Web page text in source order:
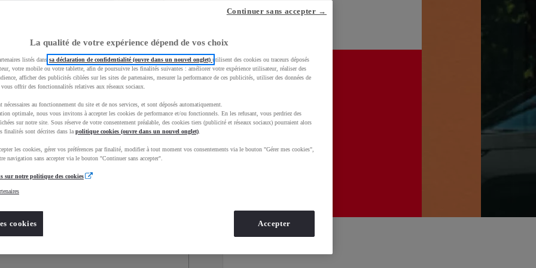
Services Concession
Occasions
La qualité de votre expérience dépend de vos choix
listés dans sa déclaration de confidentialité (ouvre dans un nouvel onglet) utilisent des cookies ou traceurs déposés
votre mobile ou votre tablette, afin de poursuivre les finalités suivantes : améliorer votre expérience utilisateur, réaliser des
afficher des publicités ciblées sur les sites de partenaires, mesurer la performance de ces publicités, utiliser des données de
offrir des fonctionnalités relatives aux réseaux sociaux.
nécessaires au fonctionnement du site et de nos services, et sont déposés automatiquement.
optimale, nous vous invitons à accepter les cookies de performance et/ou fonctionnels. En les refusant, vous perdriez des
sur notre site. Sous réserve de votre consentement préalable, des cookies tiers (publicité et réseaux sociaux) pourraient alors
finalités sont décrites dans la politique cookies (ouvre dans un nouvel onglet)
les cookies, gérer vos préférences par finalité, modifier à tout moment vos consentements via le bouton "Gérer mes cookies",
navigation sans accepter via le bouton "Continuer sans accepter".
sur notre politique des cookies
cookies
Continuer sans accepter →
Accepter